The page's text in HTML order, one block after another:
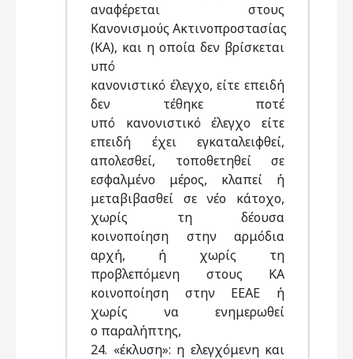
αναφέρεται στους
Κανονισμούς Ακτινοπροστασίας
(ΚΑ), και η οποία δεν βρίσκεται
υπό
κανονιστικό έλεγχο, είτε επειδή
δεν τέθηκε ποτέ
υπό κανονιστικό έλεγχο είτε
επειδή έχει εγκαταλειφθεί,
απολεσθεί, τοποθετηθεί σε
εσφαλμένο μέρος, κλαπεί ή
μεταβιβασθεί σε νέο κάτοχο,
χωρίς τη δέουσα
κοινοποίηση στην αρμόδια
αρχή, ή χωρίς τη
προβλεπόμενη στους ΚΑ
κοινοποίηση στην ΕΕΑΕ ή
χωρίς να ενημερωθεί
ο παραλήπτης,
24. «έκλυση»: η ελεγχόμενη και